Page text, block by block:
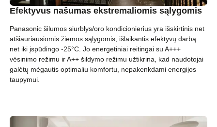
Efektyvus našumas ekstremaliomis sąlygomis
Panasonic šilumos siurblys/oro kondicionierius yra išskirtinis net
atšiauriausiomis žiemos sąlygomis, išlaikantis efektyvų darbą
net iki įspūdingo -25°C. Jo energetiniai reitingai su A+++
vėsinimo režimu ir A++ šildymo režimu užtikrina, kad naudotojai
galėtų mėgautis optimaliu komfortu, nepakenkdami energijos
taupymui.